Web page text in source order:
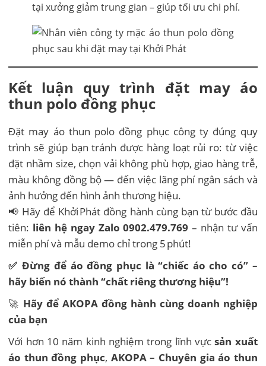
tại xưởng giảm trung gian – giúp tối ưu chi phí.
Kết luận quy trình đặt may áo
thun polo đồng phục
Đặt may áo thun polo đồng phục công ty đúng quy
trình sẽ giúp bạn tránh được hàng loạt rủi ro: từ việc
đặt nhầm size, chọn vải không phù hợp, giao hàng trễ,
màu không đồng bộ — đến việc lãng phí ngân sách và
ảnh hưởng đến hình ảnh thương hiệu.
📢 Hãy để Khởi Phát đồng hành cùng bạn từ bước đầu
tiên: liên hệ ngay Zalo 0902.479.769 – nhận tư vấn
miễn phí và mẫu demo chỉ trong 5 phút!
✅ Đừng để áo đồng phục là “chiếc áo cho có” –
hãy biến nó thành “chất riêng thương hiệu”!
🚀 Hãy để AKOPA đồng hành cùng doanh nghiệp
của bạn
Với hơn 10 năm kinh nghiệm trong lĩnh vựcsản xuất
áo thun đồng phục, AKOPA – Chuyên gia áo thun